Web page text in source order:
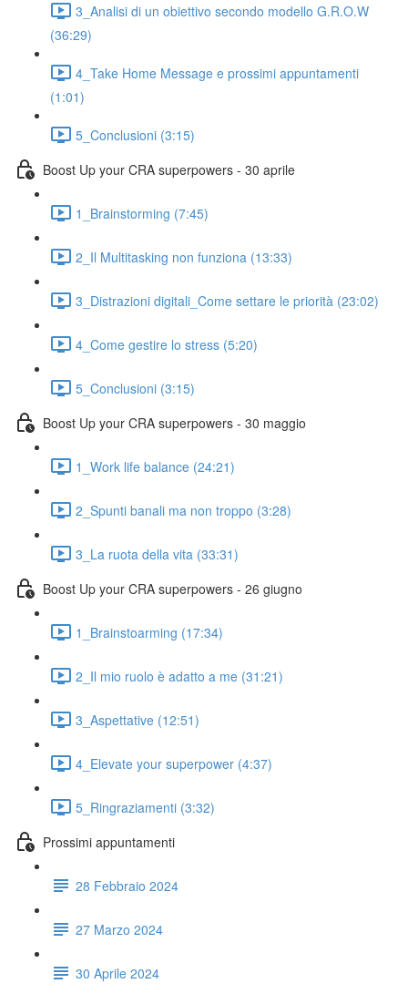
3_Analisi di un obiettivo secondo modello G.R.O.W
(36:29)
4_Take Home Message e prossimi appuntamenti
(1:01)
5_Conclusioni (3:15)
Boost Up your CRA superpowers - 30 aprile
1_Brainstorming (7:45)
2_Il Multitasking non funziona (13:33)
3_Distrazioni digitali_Come settare le priorità (23:02)
4_Come gestire lo stress (5:20)
5_Conclusioni (3:15)
Boost Up your CRA superpowers - 30 maggio
1_Work life balance (24:21)
2_Spunti banali ma non troppo (3:28)
3_La ruota della vita (33:31)
Boost Up your CRA superpowers - 26 giugno
1_Brainstoarming (17:34)
2_Il mio ruolo è adatto a me (31:21)
3_Aspettative (12:51)
4_Elevate your superpower (4:37)
5_Ringraziamenti (3:32)
Prossimi appuntamenti
28 Febbraio 2024
27 Marzo 2024
30 Aprile 2024